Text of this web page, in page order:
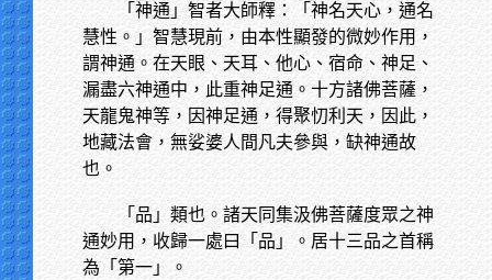
「神通」智者大師釋：「神名天心，通名
慧性。」智慧現前，由本性顯發的微妙作用，
謂神通。在天眼、天耳、他心、宿命、神足、
漏盡六神通中，此重神足通。十方諸佛菩薩，
天龍鬼神等，因神足通，得聚忉利天，因此，
地藏法會，無娑婆人間凡夫參與，缺神通故
也。
「品」類也。諸天同集汲佛菩薩度眾之神
通妙用，收歸一處曰「品」。居十三品之首稱
為「第一」。